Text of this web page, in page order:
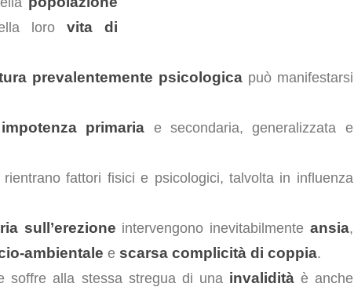
loro vita di
prevalentemente psicologicapuò manifestarsi
impotenza primaria e secondaria, generalizzata e
fattori fisici e psicologici, talvolta in influenza
sull’erezione intervengono inevitabilmente ansia,
ambientale e scarsa complicità di coppia.
soffre alla stessa stregua di una invaliditàè anche